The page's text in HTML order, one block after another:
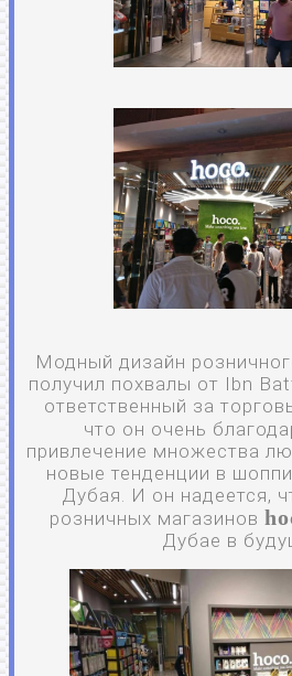
Модный дизайн
получил похвалы от Ibn
ответственный за
что он очень
привлечение множества
новые тенденции в
Дубая. И он надеется,
розничных магазинов
Дубае в